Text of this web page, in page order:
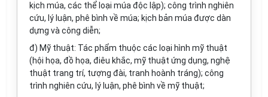
kịch múa, các thể loại múa độc lập); công trình nghiên
cứu, lý luận, phê bình về múa; kịch bản múa được dàn
dựng và công diễn;
đ) Mỹ thuật: Tác phẩm thuộc các loại hình mỹ thuật
(hội họa, đồ họa, điêu khắc, mỹ thuật ứng dụng, nghệ
thuật trang trí, tượng đài, tranh hoành tráng); công
trình nghiên cứu, lý luận, phê bình về mỹ thuật;